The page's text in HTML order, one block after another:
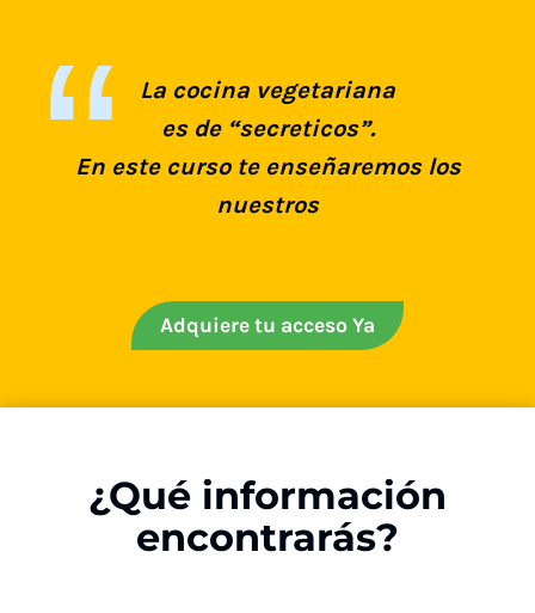
La cocina vegetariana
es de “secreticos”.
En este curso te enseñaremos los
nuestros
Adquiere tu acceso Ya
¿Qué información
encontrarás?